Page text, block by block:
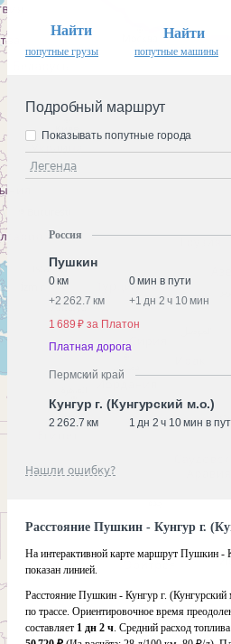
Найти
попутные грузы
Найти
попутные машины
Подробный маршрут
Легенда
Показывать попутные города
Россия
Пушкин
0 км
0 мин в пути
+2 262.7 км +1 дн 2 ч 10 мин
1 689 ₽ за Платон
Платная дорога
Пермский край
Кунгур г. (Кунгурский м.о.)
2 262.7 км 1 дн 2 ч 10 мин в
Нашли ошибку?
Расстояние Пушкин - Кунгур г.
На интерактивной карте маршрут Пушкин -
показан линией.
Расстояние Пушкин - Кунгур г. (Кунгурский
по трассе. Ориентировочное время
составляет 1 дн 2 ч. Средний расход топлива